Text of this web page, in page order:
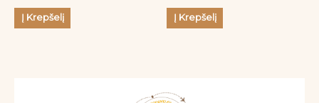
Į Krepšelį Į Krepšelį